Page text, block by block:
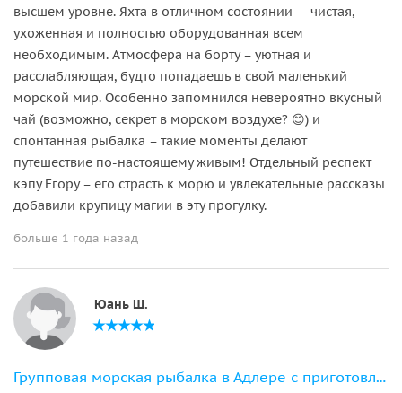
высшем уровне. Яхта в отличном состоянии — чистая,
ухоженная и полностью оборудованная всем
необходимым. Атмосфера на борту – уютная и
расслабляющая, будто попадаешь в свой маленький
морской мир. Особенно запомнился невероятно вкусный
чай (возможно, секрет в морском воздухе? 😊) и
спонтанная рыбалка – такие моменты делают
путешествие по-настоящему живым! Отдельный респект
кэпу Егору – его страсть к морю и увлекательные рассказы
добавили крупицу магии в эту прогулку.
больше 1 года назад
Юань Ш.
Групповая морская рыбалка в Адлере с приготовлением улова